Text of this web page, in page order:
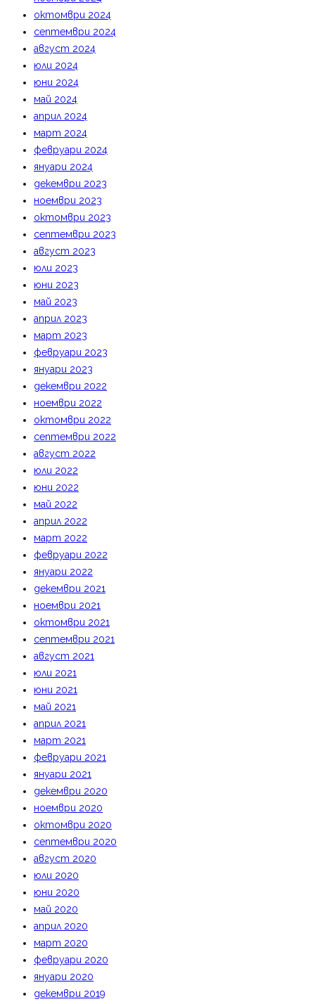
октомври 2024
септември 2024
август 2024
юли 2024
юни 2024
май 2024
април 2024
март 2024
февруари 2024
януари 2024
декември 2023
ноември 2023
октомври 2023
септември 2023
август 2023
юли 2023
юни 2023
май 2023
април 2023
март 2023
февруари 2023
януари 2023
декември 2022
ноември 2022
октомври 2022
септември 2022
август 2022
юли 2022
юни 2022
май 2022
април 2022
март 2022
февруари 2022
януари 2022
декември 2021
ноември 2021
октомври 2021
септември 2021
август 2021
юли 2021
юни 2021
май 2021
април 2021
март 2021
февруари 2021
януари 2021
декември 2020
ноември 2020
октомври 2020
септември 2020
август 2020
юли 2020
юни 2020
май 2020
април 2020
март 2020
февруари 2020
януари 2020
декември 2019